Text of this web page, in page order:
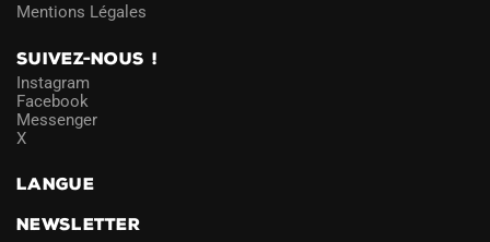
Mentions Légales
SUIVEZ-NOUS !
Instagram
Facebook
Messenger
X
LANGUE
NEWSLETTER